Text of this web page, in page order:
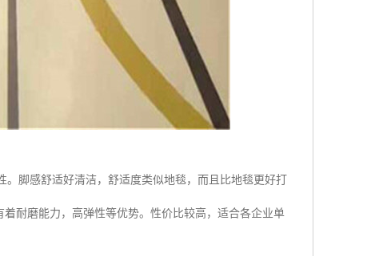
脚感舒适好清洁，舒适度类似地毯，而且比地毯更好打
耐磨能力，高弹性等优势。性价比较高，适合各企业单